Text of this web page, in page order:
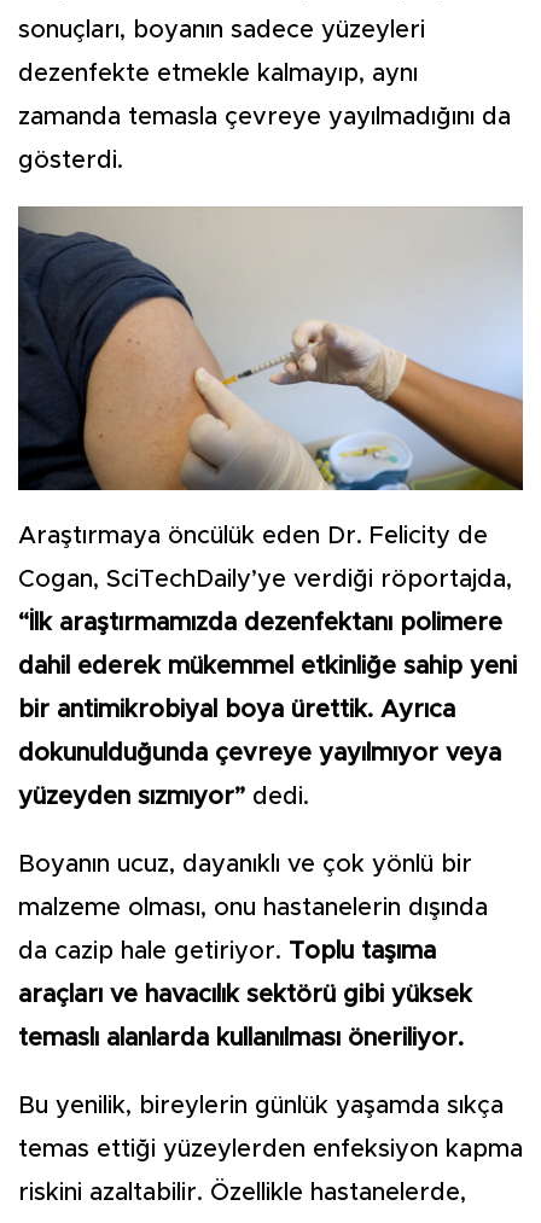
sonuçları, boyanın sadece yüzeyleri
dezenfekte etmekle kalmayıp, aynı
zamanda temasla çevreye yayılmadığını da
gösterdi.
Araştırmaya öncülük eden Dr. Felicity de
Cogan, SciTechDaily’ye verdiği röportajda,
“İlk araştırmamızda dezenfektanı polimere
dahil ederek mükemmel etkinliğe sahip yeni
bir antimikrobiyal boya ürettik. Ayrıca
dokunulduğunda çevreye yayılmıyor veya
yüzeyden sızmıyor” dedi.
Boyanın ucuz, dayanıklı ve çok yönlü bir
malzeme olması, onu hastanelerin dışında
da cazip hale getiriyor. Toplu taşıma
araçları ve havacılık sektörü gibi yüksek
temaslı alanlarda kullanılması öneriliyor.
Bu yenilik, bireylerin günlük yaşamda sıkça
temas ettiği yüzeylerden enfeksiyon kapma
riskini azaltabilir. Özellikle hastanelerde,